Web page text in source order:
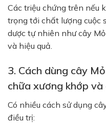
Các triệu chứng trên nếu
trọng tới chất lượng cuộc
dược tự nhiên như cây
và hiệu quả.
3. Cách dùng cây
chữa xương khớp
Có nhiều cách sử dụng
điều trị: